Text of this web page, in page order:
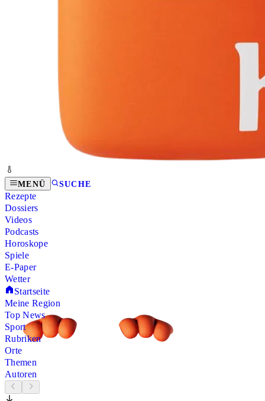
MENÜ SUCHE
Rezepte
Dossiers
Videos
Podcasts
Horoskope
Spiele
E-Paper
Wetter
Startseite
Meine Region
Top News
Sport
Rubriken
Orte
Themen
Autoren